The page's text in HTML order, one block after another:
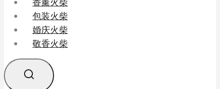
包装火柴
婚庆火柴
敬香火柴